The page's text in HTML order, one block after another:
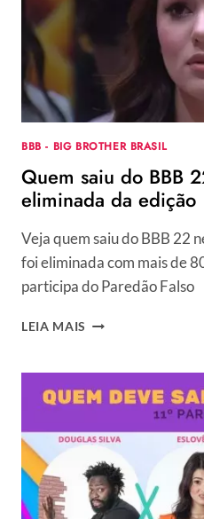
BBB - BIG BROTHER BRASIL
Quem saiu do BBB
eliminada da edição
Veja quem saiu do BBB 22
foi eliminada com mais de
participa do Paredão Falso
LEIA MAIS QUEM
BBB
22:
ESLOVÊNIA
É
11ª
ELIMINADA
DA